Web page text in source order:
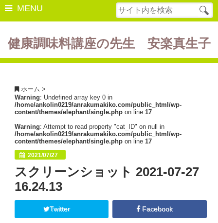
MENU
開催中の講座
ダイエット
レシピ
酵素ファスティング
断薬方法・体験談
書籍紹介
健康調味料講座の先生 安楽真生子
ホーム >
Warning: Undefined array key 0 in
/home/ankolin0219/anrakumakiko.com/public_html/wp-
content/themes/elephant/single.php on line 17
Warning: Attempt to read property "cat_ID" on null in
/home/ankolin0219/anrakumakiko.com/public_html/wp-
content/themes/elephant/single.php on line 17
2021/07/27
スクリーンショット 2021-07-27
16.24.13
Twitter Facebook